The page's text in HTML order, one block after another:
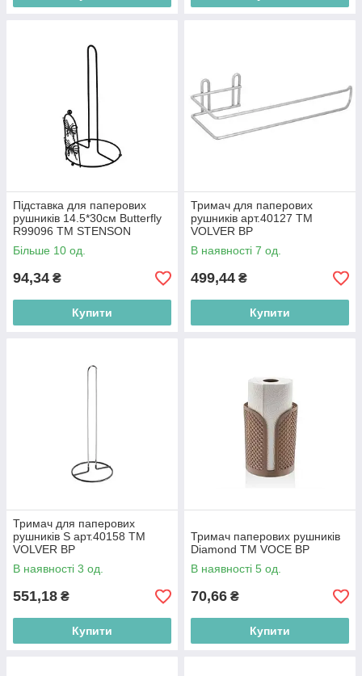
Підставка для паперових
рушників 14.5*30см Butterfly
R99096 ТМ STENSON
Більше 10 од.
94,34 ₴
Купити
Тримач для паперових
рушників арт.40127 ТМ
VOLVER BP
В наявності 7 од.
499,44 ₴
Купити
Тримач для паперових
рушників S арт.40158 ТМ
VOLVER BP
В наявності 3 од.
551,18 ₴
Купити
Тримач паперових рушників
Diamond ТМ VOCE BP
В наявності 5 од.
70,66 ₴
Купити